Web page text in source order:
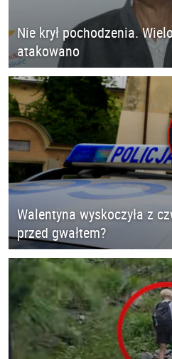
Nie krył pochodzenia.
atakowano
Walentyna wyskoczyła z
przed gwałtem?